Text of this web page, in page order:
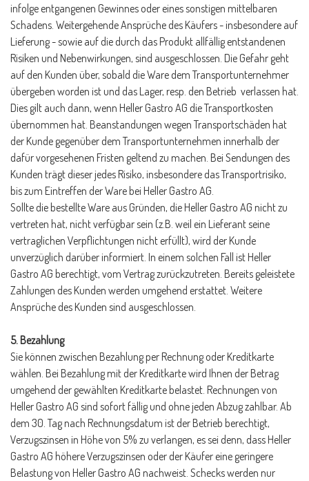
infolge entgangenen Gewinnes oder eines sonstigen mittelbaren
Schadens. Weitergehende Ansprüche des Käufers - insbesondere auf
Lieferung - sowie auf die durch das Produkt allfällig entstandenen
Risiken und Nebenwirkungen, sind ausgeschlossen. Die Gefahr geht
auf den Kunden über, sobald die Ware dem Transportunternehmer
übergeben worden ist und das Lager, resp. den Betrieb verlassen hat.
Dies gilt auch dann, wenn Heller Gastro AG die Transportkosten
übernommen hat. Beanstandungen wegen Transportschäden hat
der Kunde gegenüber dem Transportunternehmen innerhalb der
dafür vorgesehenen Fristen geltend zu machen. Bei Sendungen des
Kunden trägt dieser jedes Risiko, insbesondere das Transportrisiko,
bis zum Eintreffen der Ware bei Heller Gastro AG.
Sollte die bestellte Ware aus Gründen, die Heller Gastro AG nicht zu
vertreten hat, nicht verfügbar sein (z.B. weil ein Lieferant seine
vertraglichen Verpflichtungen nicht erfüllt), wird der Kunde
unverzüglich darüber informiert. In einem solchen Fall ist Heller
Gastro AG berechtigt, vom Vertrag zurückzutreten. Bereits geleistete
Zahlungen des Kunden werden umgehend erstattet. Weitere
Ansprüche des Kunden sind ausgeschlossen.
5. Bezahlung
Sie können zwischen Bezahlung per Rechnung oder Kreditkarte
wählen. Bei Bezahlung mit der Kreditkarte wird Ihnen der Betrag
umgehend der gewählten Kreditkarte belastet. Rechnungen von
Heller Gastro AG sind sofort fällig und ohne jeden Abzug zahlbar. Ab
dem 30. Tag nach Rechnungsdatum ist der Betrieb berechtigt,
Verzugszinsen in Höhe von 5% zu verlangen, es sei denn, dass Heller
Gastro AG höhere Verzugszinsen oder der Käufer eine geringere
Belastung von Heller Gastro AG nachweist. Schecks werden nur